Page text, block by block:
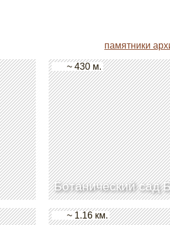
памятники
Ботанический сад
~ 430 м.
~ 1.16 км.